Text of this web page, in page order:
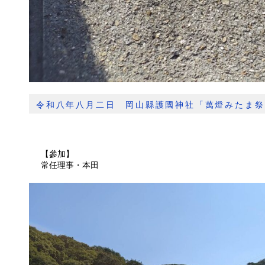
令和八年八月二日 岡山縣護國神社「萬燈みたま
【參加】
常任理事・本田